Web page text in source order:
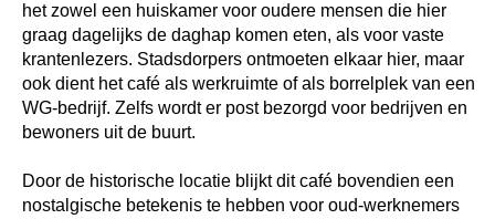
het zowel een huiskamer voor oudere mensen die hier
graag dagelijks de daghap komen eten, als voor vaste
krantenlezers. Stadsdorpers ontmoeten elkaar hier, maar
ook dient het café als werkruimte of als borrelplek van een
WG-bedrijf. Zelfs wordt er post bezorgd voor bedrijven en
bewoners uit de buurt.
Door de historische locatie blijkt dit café bovendien een
nostalgische betekenis te hebben voor oud-werknemers